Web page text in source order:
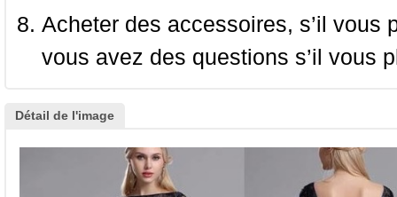
Acheter des accessoires, s’il
vous avez des questions s’il vous
Détail de l'image